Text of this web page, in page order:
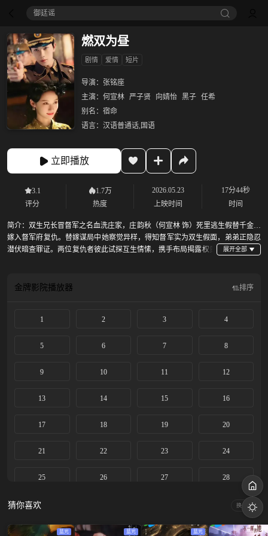
御廷谣‎
燃双为昼
剧情 爱情 短片
导演： 张铭座
主演： 何宣林 严子贤 向婧怡 黑子 任希
别名： 宿命
语言： 汉语普通话,国语
立即播放
3.1
评分
1.7万
热度
2026.05.23
上映时间
17分44秒
时间
简介： 双生兄长冒督军之名血洗庄家，庄韵秋（何宣林 饰）死里逃生假替千金，
嫁入督军府复仇。替嫁谋局中她察觉异样，得知督军实为双生假面，弟弟正隐忍
潜伏暗查罪证。两位复仇者彼此试探互生情愫，携手布局揭露权贵
金牌影院播放器 排序
1 2 3 4
5 6 7 8
9 10 11 12
13 14 15 16
17 18 19 20
21 22 23 24
25 26 27 28
29
猜你喜欢 换一换
蓝光 蓝光 蓝光